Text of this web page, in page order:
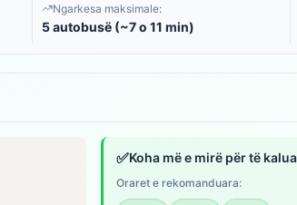
Ngarkesa maksimale:
5 autobusë (~7 o 11 min)
✅Koha më e mirë për të
Oraret e rekomanduara: